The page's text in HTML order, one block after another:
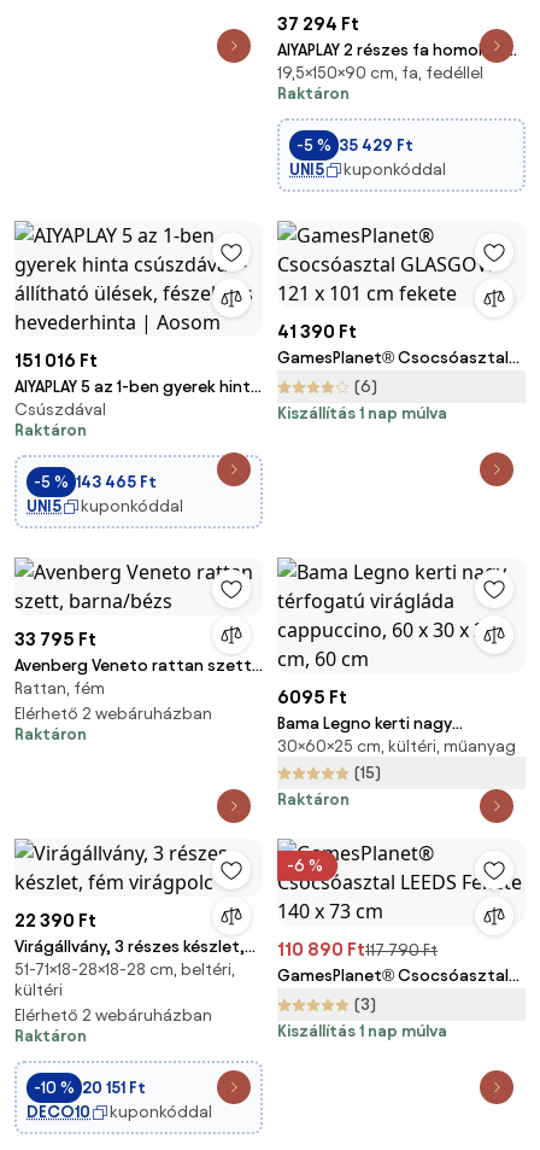
37 294 Ft
AIYAPLAY 2 részes fa homokozó
150 x 90 x 19,5 cm üléssel,
tárolóval, játékkályhával és
levehető mosogatóval,
abakuszgyöngyökkel – 3–8
éveseknek, sárga
19,5×150×90 cm, fa, fedéllel
Raktáron
-5 % 35 429 Ft
UNI5
kuponkóddal
151 016 Ft
AIYAPLAY 5 az 1-ben gyerek hinta
csúszdával – állítható ülések,
fészek- és hevederhinta |
Aosom
Csúszdával
Raktáron
-5 % 143 465 Ft
UNI5
kuponkóddal
41 390 Ft
GamesPlanet® Csocsóasztal
GLASGOW 121 x 101 cm fekete
(6)
Kiszállítás 1 nap múlva
33 795 Ft
Avenberg Veneto rattan szett,
barna/bézs
Rattan, fém
Elérhető 2 webáruházban
Raktáron
6095 Ft
Bama Legno kerti nagy
térfogatú virágláda
cappuccino, 60 x 30 x 25 cm,
60 cm
30×60×25 cm, kültéri, műanyag
(15)
Raktáron
22 390 Ft
Virágállvány, 3 részes készlet,
fém virágpolc
51-71×18-28×18-28 cm, beltéri,
kültéri
Elérhető 2 webáruházban
Raktáron
-10 % 20 151 Ft
DECO10
kuponkóddal
-6 %
110 890 Ft117 790 Ft
GamesPlanet® Csocsóasztal
LEEDS Fekete 140 x 73 cm
(3)
Kiszállítás 1 nap múlva